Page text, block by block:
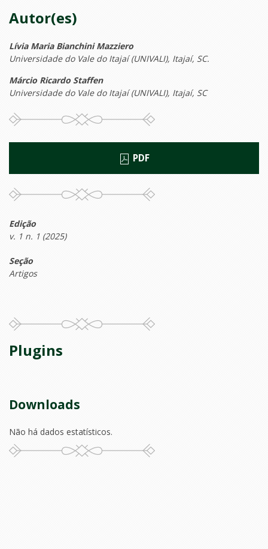
Autor(es)
Lívia Maria Bianchini Mazziero
Universidade do Vale do Itajaí (UNIVALI), Itajaí, SC.
Márcio Ricardo Staffen
Universidade do Vale do Itajaí (UNIVALI), Itajaí, SC
PDF
Edição
v. 1 n. 1 (2025)
Seção
Artigos
Plugins
Downloads
Não há dados estatísticos.